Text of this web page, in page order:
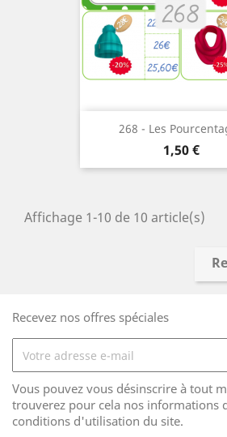
268 - Les
Prix
1,50 €
Affichage 1-10 de 10 article(s)
Recevez nos offres spéciales
Vous pouvez vous désinscrire à tout
trouverez pour cela nos informations
conditions d'utilisation du site.